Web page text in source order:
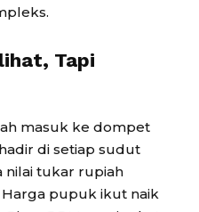
Tapi
masuk ke dompet
di setiap sudut
nilai tukar rupiah
pupuk ikut naik